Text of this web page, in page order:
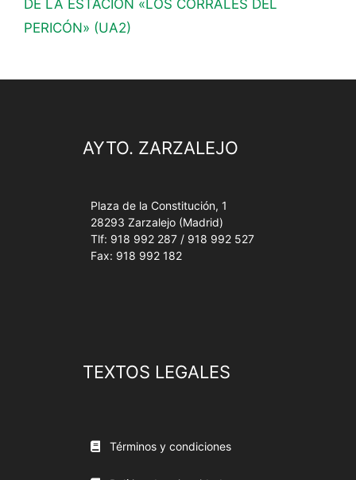
DE LA ESTACIÓN «LOS CORRALES DEL
PERICÓN» (UA2)
AYTO. ZARZALEJO
Plaza de la Constitución, 1
28293 Zarzalejo (Madrid)
Tlf: 918 992 287 / 918 992 527
Fax: 918 992 182
TEXTOS LEGALES
Términos y condiciones